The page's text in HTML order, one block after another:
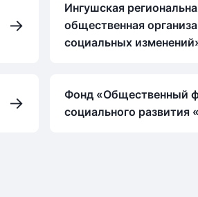
→
Ингушская
общественная
социальных
→
Фонд «Общественный
социального развития